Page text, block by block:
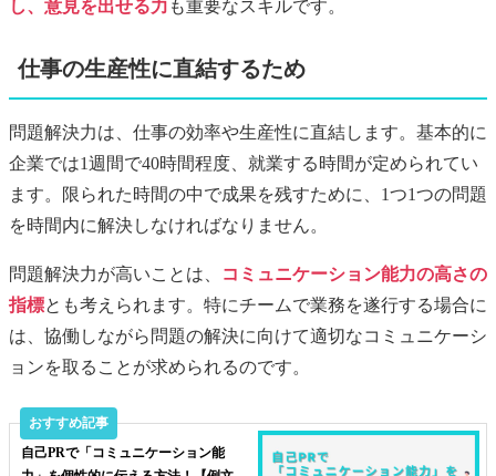
し、意見を出せる力 も重要なスキルです。
仕事の生産性に直結するため
問題解決力は、仕事の効率や生産性に直結します。基本的に
企業では1週間で40時間程度、就業する時間が定められてい
ます。限られた時間の中で成果を残すために、1つ1つの問題
を時間内に解決しなければなりません。
問題解決力が高いことは、
コミュニケーション能力の高さの
指標とも考えられます。特にチームで業務を遂行する場合に
は、協働しながら問題の解決に向けて適切なコミュニケーシ
ョンを取ることが求められるのです。
自己PRで「コミュニケーション能